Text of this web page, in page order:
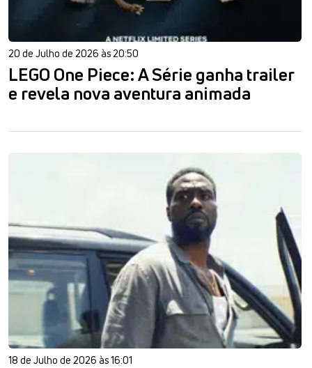
20 de Julho de 2026 às 20:50
LEGO One Piece: A Série ganha trailer
e revela nova aventura animada
18 de Julho de 2026 às 16:01